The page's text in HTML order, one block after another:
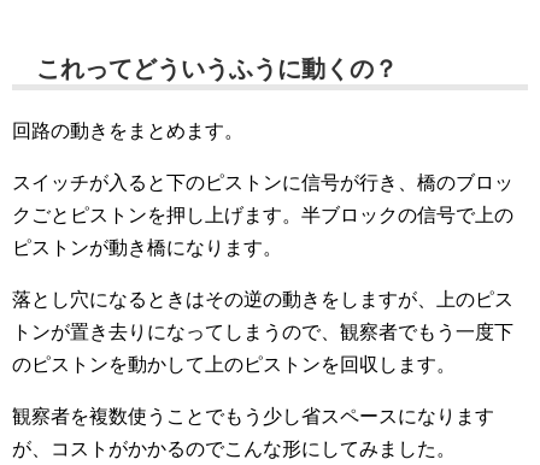
これってどういうふうに動くの？
回路の動きをまとめます。
スイッチが入ると下のピストンに信号が行き、橋のブロッ
クごとピストンを押し上げます。半ブロックの信号で上の
ピストンが動き橋になります。
落とし穴になるときはその逆の動きをしますが、上のピス
トンが置き去りになってしまうので、観察者でもう一度下
のピストンを動かして上のピストンを回収します。
観察者を複数使うことでもう少し省スペースになります
が、コストがかかるのでこんな形にしてみました。